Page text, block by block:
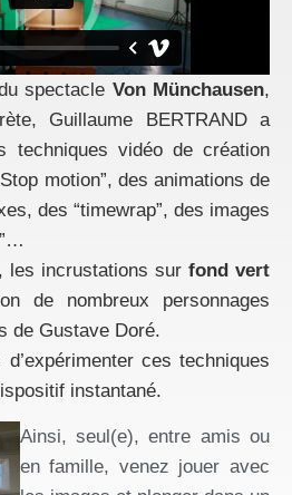
spectacle Von Münchausen,
Guillaume BERTRAND a
techniques vidéo de création
motion”, des animations de
des “timewrap”, des images
les incrustations sur fond vert
de nombreux personnages
de Gustave Doré.
ces techniques
instantané.
Ainsi, seul(e), entre amis ou
en famille, venez jouer avec